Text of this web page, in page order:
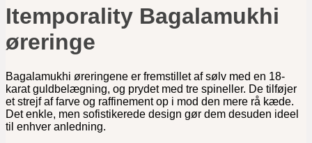
Itemporality Bagalamukhi
øreringe
Bagalamukhi øreringene er fremstillet af sølv med en 18-
karat guldbelægning, og prydet med tre spineller. De tilføjer
et strejf af farve og raffinement op i mod den mere rå kæde.
Det enkle, men sofistikerede design gør dem desuden ideel
til enhver anledning.